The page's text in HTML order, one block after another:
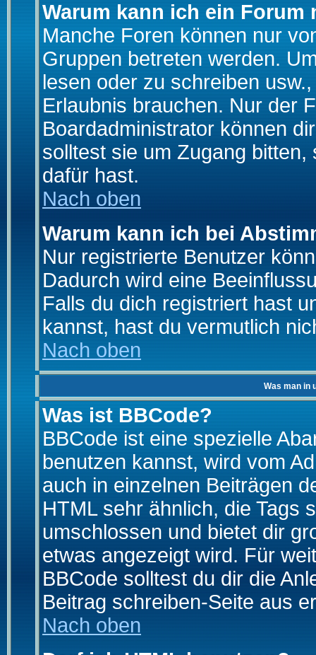
Warum kann ich ein Forum
Manche Foren können nur
Gruppen betreten werden.
lesen oder zu schreiben
Erlaubnis brauchen. Nur der
Boardadministrator können
solltest sie um Zugang
dafür hast.
Nach oben
Warum kann ich bei
Nur registrierte Benutzer
Dadurch wird eine
Falls du dich registriert hast
kannst, hast du vermutlich
Nach oben
Was man in
Was ist BBCode?
BBCode ist eine spezielle
benutzen kannst, wird vom
auch in einzelnen Beiträgen
HTML sehr ähnlich, die Tags
umschlossen und bietet dir
etwas angezeigt wird. Für
BBCode solltest du dir die
Beitrag schreiben-Seite aus
Nach oben